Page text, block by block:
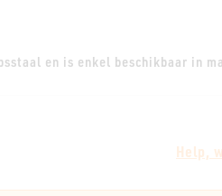
en is enkel beschikbaar in
Help,